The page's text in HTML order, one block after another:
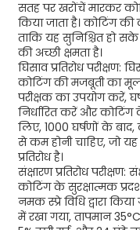
सतह पर खरोंचें मारकर
किया जाता है। कोटिंग
ताकि यह सुनिश्चित हो
की अच्छी क्षमता है।
घिसाव प्रतिरोध परीक्षण:
कोटिंग की मजबूती का
परीक्षक का उपयोग करें,
निर्धारित करें और
लिए, 1000 घर्षणों के
से कम होनी चाहिए, जो
प्रतिरोध है।
संक्षारण प्रतिरोध परीक्षण:
कोटिंग के सुरक्षात्मक
नमक स्प्रे विधि द्वारा
में रखा गया, तापमान